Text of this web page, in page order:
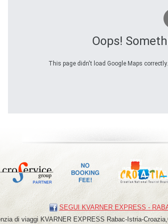
Oops!
This page didn't load Google Maps
SEGUI KVARNER EXPRESS -
di viaggi KVARNER EXPRESS Rabac-Istria-